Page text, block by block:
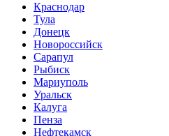
Краснодар
Тула
Донецк
Новороссийск
Сарапул
Рыбиск
Мариуполь
Уральск
Калуга
Пенза
Нефтекамск